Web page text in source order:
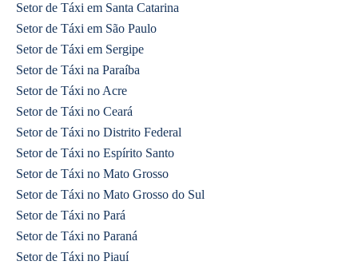
Setor de Táxi em Santa Catarina
Setor de Táxi em São Paulo
Setor de Táxi em Sergipe
Setor de Táxi na Paraíba
Setor de Táxi no Acre
Setor de Táxi no Ceará
Setor de Táxi no Distrito Federal
Setor de Táxi no Espírito Santo
Setor de Táxi no Mato Grosso
Setor de Táxi no Mato Grosso do Sul
Setor de Táxi no Pará
Setor de Táxi no Paraná
Setor de Táxi no Piauí